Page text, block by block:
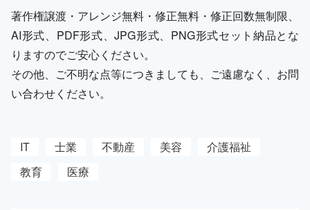
著作権譲渡・アレンジ無料・修正無料・修正回数無制限、
AI形式、PDF形式、JPG形式、PNG形式セット納品とな
りますのでご安心ください。
その他、ご不明な点等につきましても、ご遠慮なく、お問
い合わせください。
IT 士業 不動産 美容
介護福祉
教育
医療